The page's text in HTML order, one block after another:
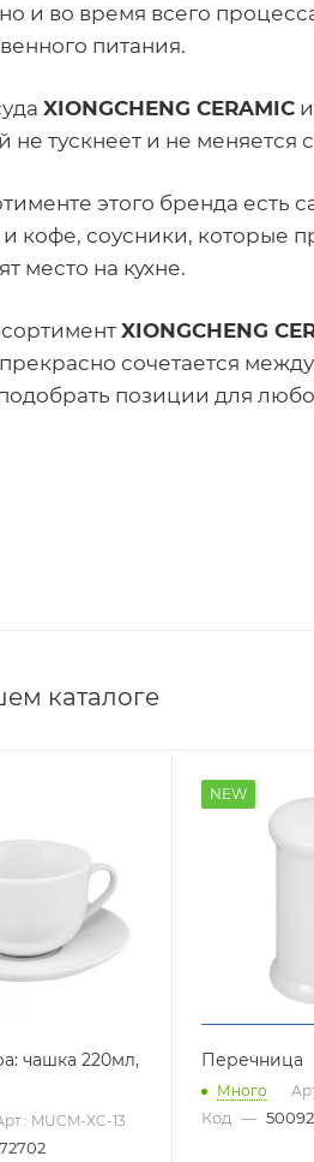
и во время всего
питания.
XIONGCHENG CERAMIC
не тускнеет и не меняется
этого бренда есть
и кофе, соусники, которые
место на кухне.
XIONGCHENG
сочетается
позиции для
каталоге
чашка 220мл,
MUCM-XC-13
NEW
Перечница
Много
Код —